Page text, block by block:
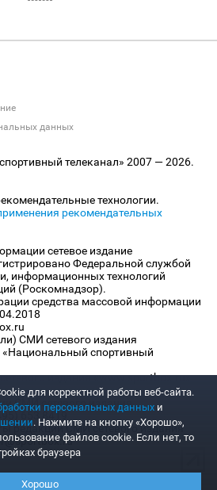
данных
телеканал» 2007 — 2026.
технологии.
рекомендательных
сетевое издание
Федеральной службой
информационных технологий
(Роскомнадзор).
средства массовой информации
СМИ сетевого издания
спортивный
издания «www.sportbox.ru»:
СМИ сетевого издания
653 8419
редакции СМИ сетевого издания
для корректной работы веб-сайта.
персональных данных и
. Нажмите на кнопку «Хорошо»,
файлов cookie. Если нет, то
браузера
Хорошо